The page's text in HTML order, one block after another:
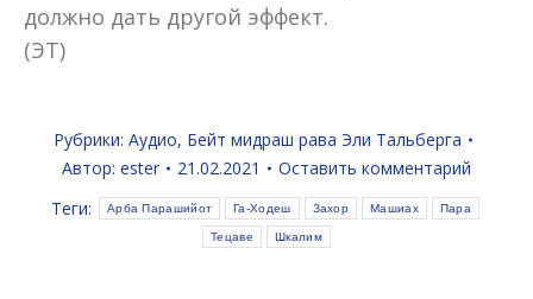
должно дать другой эффект.
(ЭТ)
Рубрики: Аудио, Бейт мидраш рава Эли Тальберга
Автор: ester 21.02.2021
Оставить комментарий
Теги:
Арба Парашийот Га-Ходеш Захор Машиах Пара
Тецаве Шкалим